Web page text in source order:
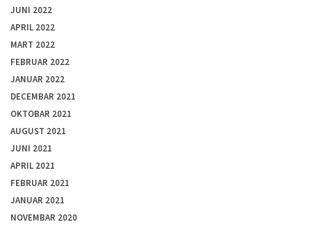
JUNI 2022
APRIL 2022
MART 2022
FEBRUAR 2022
JANUAR 2022
DECEMBAR 2021
OKTOBAR 2021
AUGUST 2021
JUNI 2021
APRIL 2021
FEBRUAR 2021
JANUAR 2021
NOVEMBAR 2020